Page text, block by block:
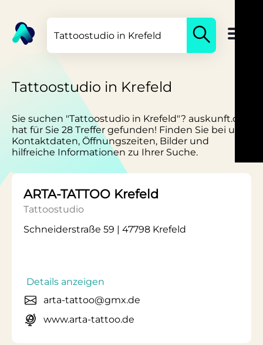
Tattoostudio in Krefeld
Sie suchen "Tattoostudio in Krefeld"? auskunft.de
hat für Sie 28 Treffer gefunden! Finden Sie bei uns
Kontaktdaten, Öffnungszeiten, Bilder und
hilfreiche Informationen zu Ihrer Suche.
ARTA-TATTOO Krefeld
Tattoostudio
Schneiderstraße 59 | 47798 Krefeld
Details anzeigen
arta-tattoo@gmx.de
www.arta-tattoo.de